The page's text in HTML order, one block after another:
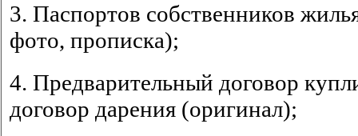
3. Паспортов собственников
фото, прописка);
4. Предварительный договор
договор дарения (оригинал);